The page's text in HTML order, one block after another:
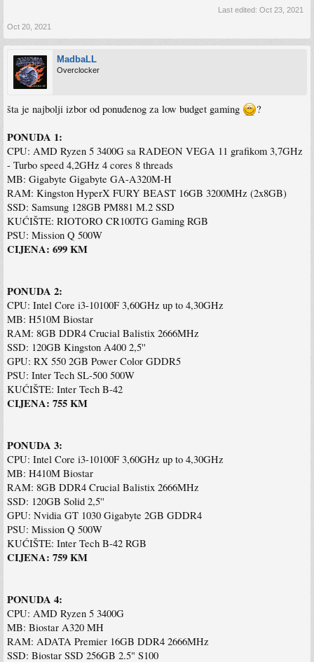
Last edited: Oct 23, 2021
Oct 20, 2021
MadbaLL
Overclocker
šta je najbolji izbor od ponuđenog za low budget gaming ?
PONUDA 1:
CPU: AMD Ryzen 5 3400G sa RADEON VEGA 11 grafikom 3,7GHz
- Turbo speed 4,2GHz 4 cores 8 threads
MB: Gigabyte Gigabyte GA-A320M-H
RAM: Kingston HyperX FURY BEAST 16GB 3200MHz (2x8GB)
SSD: Samsung 128GB PM881 M.2 SSD
KUĆIŠTE: RIOTORO CR100TG Gaming RGB
PSU: Mission Q 500W
CIJENA: 699 KM
PONUDA 2:
CPU: Intel Core i3-10100F 3,60GHz up to 4,30GHz
MB: H510M Biostar
RAM: 8GB DDR4 Crucial Balistix 2666MHz
SSD: 120GB Kingston A400 2,5''
GPU: RX 550 2GB Power Color GDDR5
PSU: Inter Tech SL-500 500W
KUĆIŠTE: Inter Tech B-42
CIJENA: 755 KM
PONUDA 3:
CPU: Intel Core i3-10100F 3,60GHz up to 4,30GHz
MB: H410M Biostar
RAM: 8GB DDR4 Crucial Balistix 2666MHz
SSD: 120GB Solid 2,5''
GPU: Nvidia GT 1030 Gigabyte 2GB GDDR4
PSU: Mission Q 500W
KUĆIŠTE: Inter Tech B-42 RGB
CIJENA: 759 KM
PONUDA 4:
CPU: AMD Ryzen 5 3400G
MB: Biostar A320 MH
RAM: ADATA Premier 16GB DDR4 2666MHz
SSD: Biostar SSD 256GB 2.5" S100